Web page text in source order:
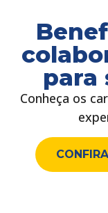
para
Conheça os